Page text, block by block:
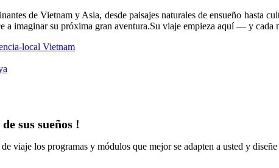
de Vietnam y Asia, desde paisajes naturales de ensueño hasta
a imaginar su próxima gran aventura.Su viaje empieza aquí — y cada
Vietnam
sus sueños !
viaje los programas y módulos que mejor se adapten a usted y